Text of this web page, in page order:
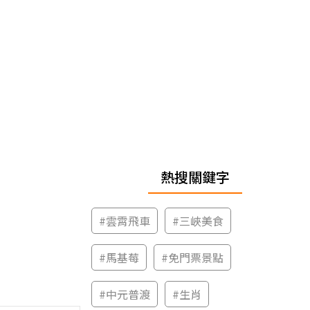
熱搜關鍵字
#雲霄飛車 #三峽美食
#馬基莓 #免門票景點
#中元普渡 #生肖